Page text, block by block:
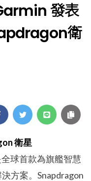
發表
衛
衛星
全球首款為旗艦智慧
方案。Snapdragon